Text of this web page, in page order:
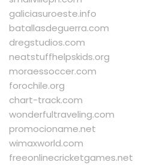
galiciasuroeste.info
batallasdeguerra.com
dregstudios.com
neatstuffhelpskids.org
moraessoccer.com
forochile.org
chart-track.com
wonderfultraveling.com
promocioname.net
wimaxworld.com
freeonlinecricketgames.net